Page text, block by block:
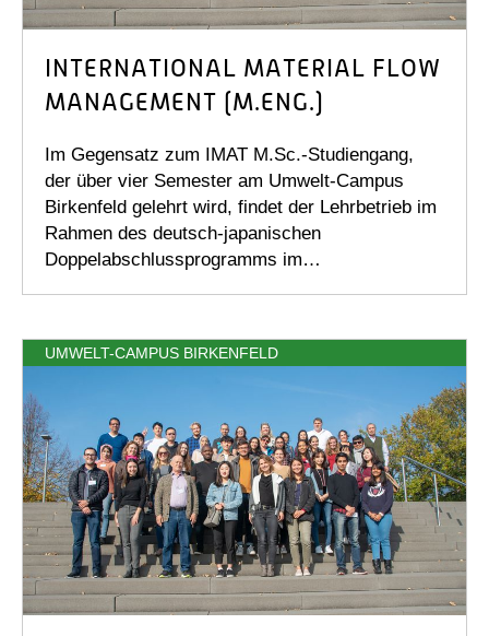
INTERNATIONAL MATERIAL FLOW
MANAGEMENT (M.ENG.)
Im Gegensatz zum IMAT M.Sc.-Studiengang,
der über vier Semester am Umwelt-Campus
Birkenfeld gelehrt wird, findet der Lehrbetrieb im
Rahmen des deutsch-japanischen
Doppelabschlussprogramms im…
UMWELT-CAMPUS BIRKENFELD